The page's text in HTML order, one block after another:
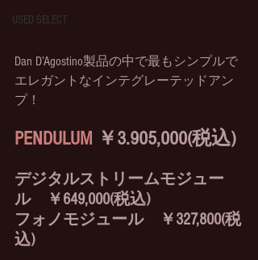
USED SELECT
Dan D’Agostino製品の中で最もシンプルで
エレガントなインテグレーテッドアン
プ！
PENDULUM ￥3.905,000(税込)
デジタルストリームモジュー
ル　￥649,000(税込)
フォノモジュール　￥327,800(税
込)